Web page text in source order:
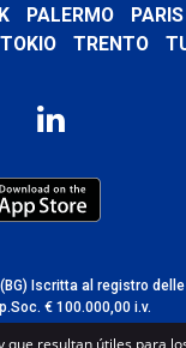
PALERMO PARIS
TOKIO TRENTO
Iscritta al registro
€ 100.000,00 i.v.
resultan útiles para